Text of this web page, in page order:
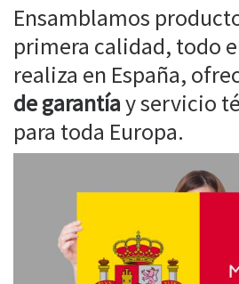
Ensamblamos
primera calidad, todo
realiza en España,
de garantíay servicio
para toda Europa.